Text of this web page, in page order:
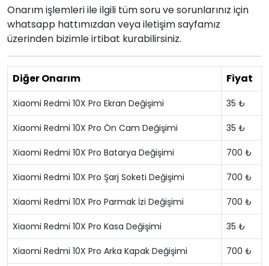
Onarım işlemleri ile ilgili tüm soru ve sorunlarınız için
whatsapp hattımızdan veya iletişim sayfamız
üzerinden bizimle irtibat kurabilirsiniz.
Diğer Onarım Fiyat
Xiaomi Redmi 10X Pro Ekran Değişimi 35 ₺
Xiaomi Redmi 10X Pro Ön Cam Değişimi 35 ₺
Xiaomi Redmi 10X Pro Batarya Değişimi 700 ₺
Xiaomi Redmi 10X Pro Şarj Soketi Değişimi 700 ₺
Xiaomi Redmi 10X Pro Parmak İzi Değişimi 700 ₺
Xiaomi Redmi 10X Pro Kasa Değişimi 35 ₺
Xiaomi Redmi 10X Pro Arka Kapak Değişimi 700 ₺